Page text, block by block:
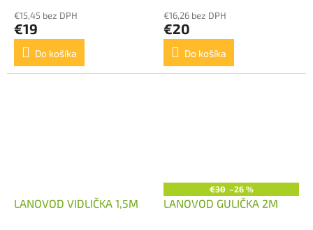
€15,45 bez DPH
€19
Do košíka
€16,26 bez DPH
€20
Do košíka
LANOVOD VIDLIČKA 1,5M
€30 –26 %
LANOVOD GULIČKA 2M